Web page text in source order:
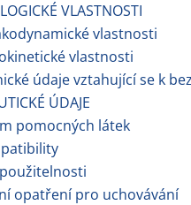
VLASTNOSTI
vlastnosti
vlastnosti
údaje vztahující se k
ÚDAJE
pomocných látek
opatření pro uchovávání